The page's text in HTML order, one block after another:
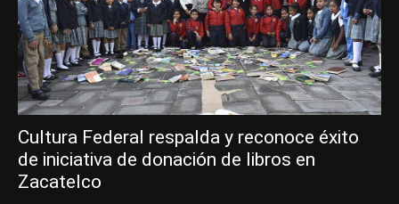
Cultura Federal respalda y reconoce éxito
de iniciativa de donación de libros en
Zacatelco